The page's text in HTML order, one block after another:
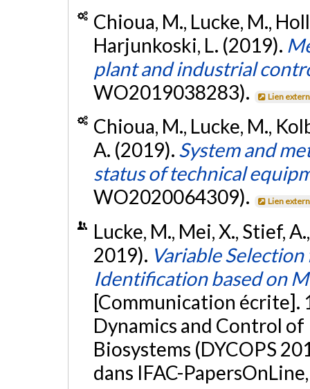
Chioua, M., Lucke, M.,
Harjunkoski, L. (2019).
plant and industrial
WO2019038283).
Lien
Chioua, M., Lucke, M.,
A. (2019). System and
status of technical
WO2020064309).
Lien
Lucke, M., Mei, X., Stief,
2019). Variable
Identification based on
[Communication écrite].
Dynamics and Control of
Biosystems (DYCOPS
dans IFAC-